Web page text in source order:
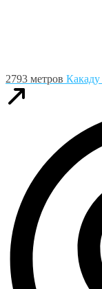
2793 метров Какаду